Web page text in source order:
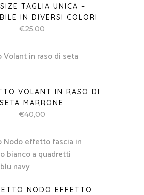
TAGLIA UNICA –
IN DIVERSI COLORI
€25,00
VOLANT IN RASO DI
SETA MARRONE
€40,00
NODO EFFETTO